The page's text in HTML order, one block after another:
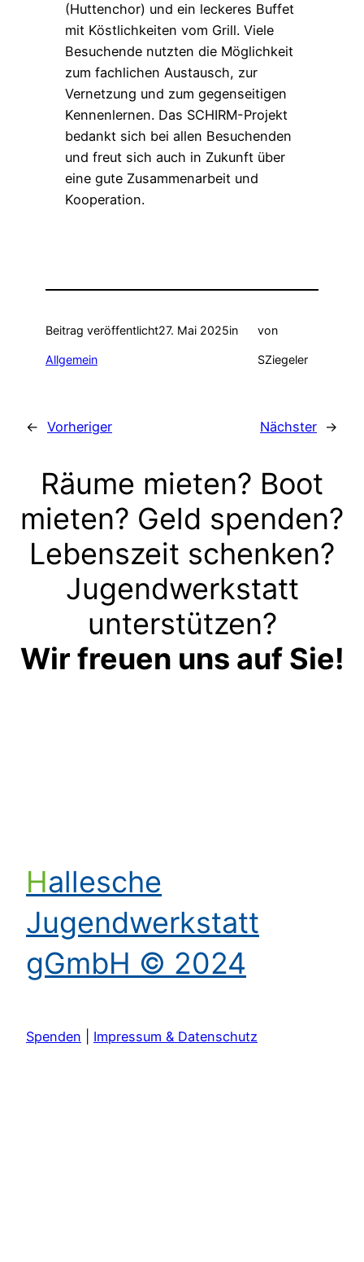
(Huttenchor) und ein leckeres Buffet
mit Köstlichkeiten vom Grill. Viele
Besuchende nutzten die Möglichkeit
zum fachlichen Austausch, zur
Vernetzung und zum gegenseitigen
Kennenlernen. Das SCHIRM-Projekt
bedankt sich bei allen Besuchenden
und freut sich auch in Zukunft über
eine gute Zusammenarbeit und
Kooperation.
Beitrag veröffentlicht27. Mai 2025in
Allgemein
von
SZiegeler
← Vorheriger Nächster →
Räume mieten? Boot
mieten? Geld spenden?
Lebenszeit schenken?
Jugendwerkstatt
unterstützen?
Wir freuen uns auf Sie!
Hallesche
Jugendwerkstatt
gGmbH © 2024
Spenden Impressum & Datenschutz